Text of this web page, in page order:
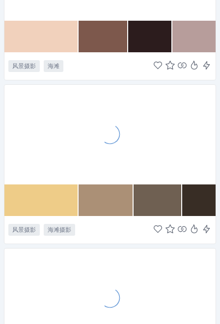
风景摄影 海滩
风景摄影 海滩摄影